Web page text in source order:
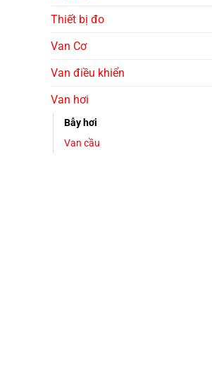
Thiết bị đo
Van Cơ
Van điều khiển
Van hơi
Bẫy hơi
Van cầu